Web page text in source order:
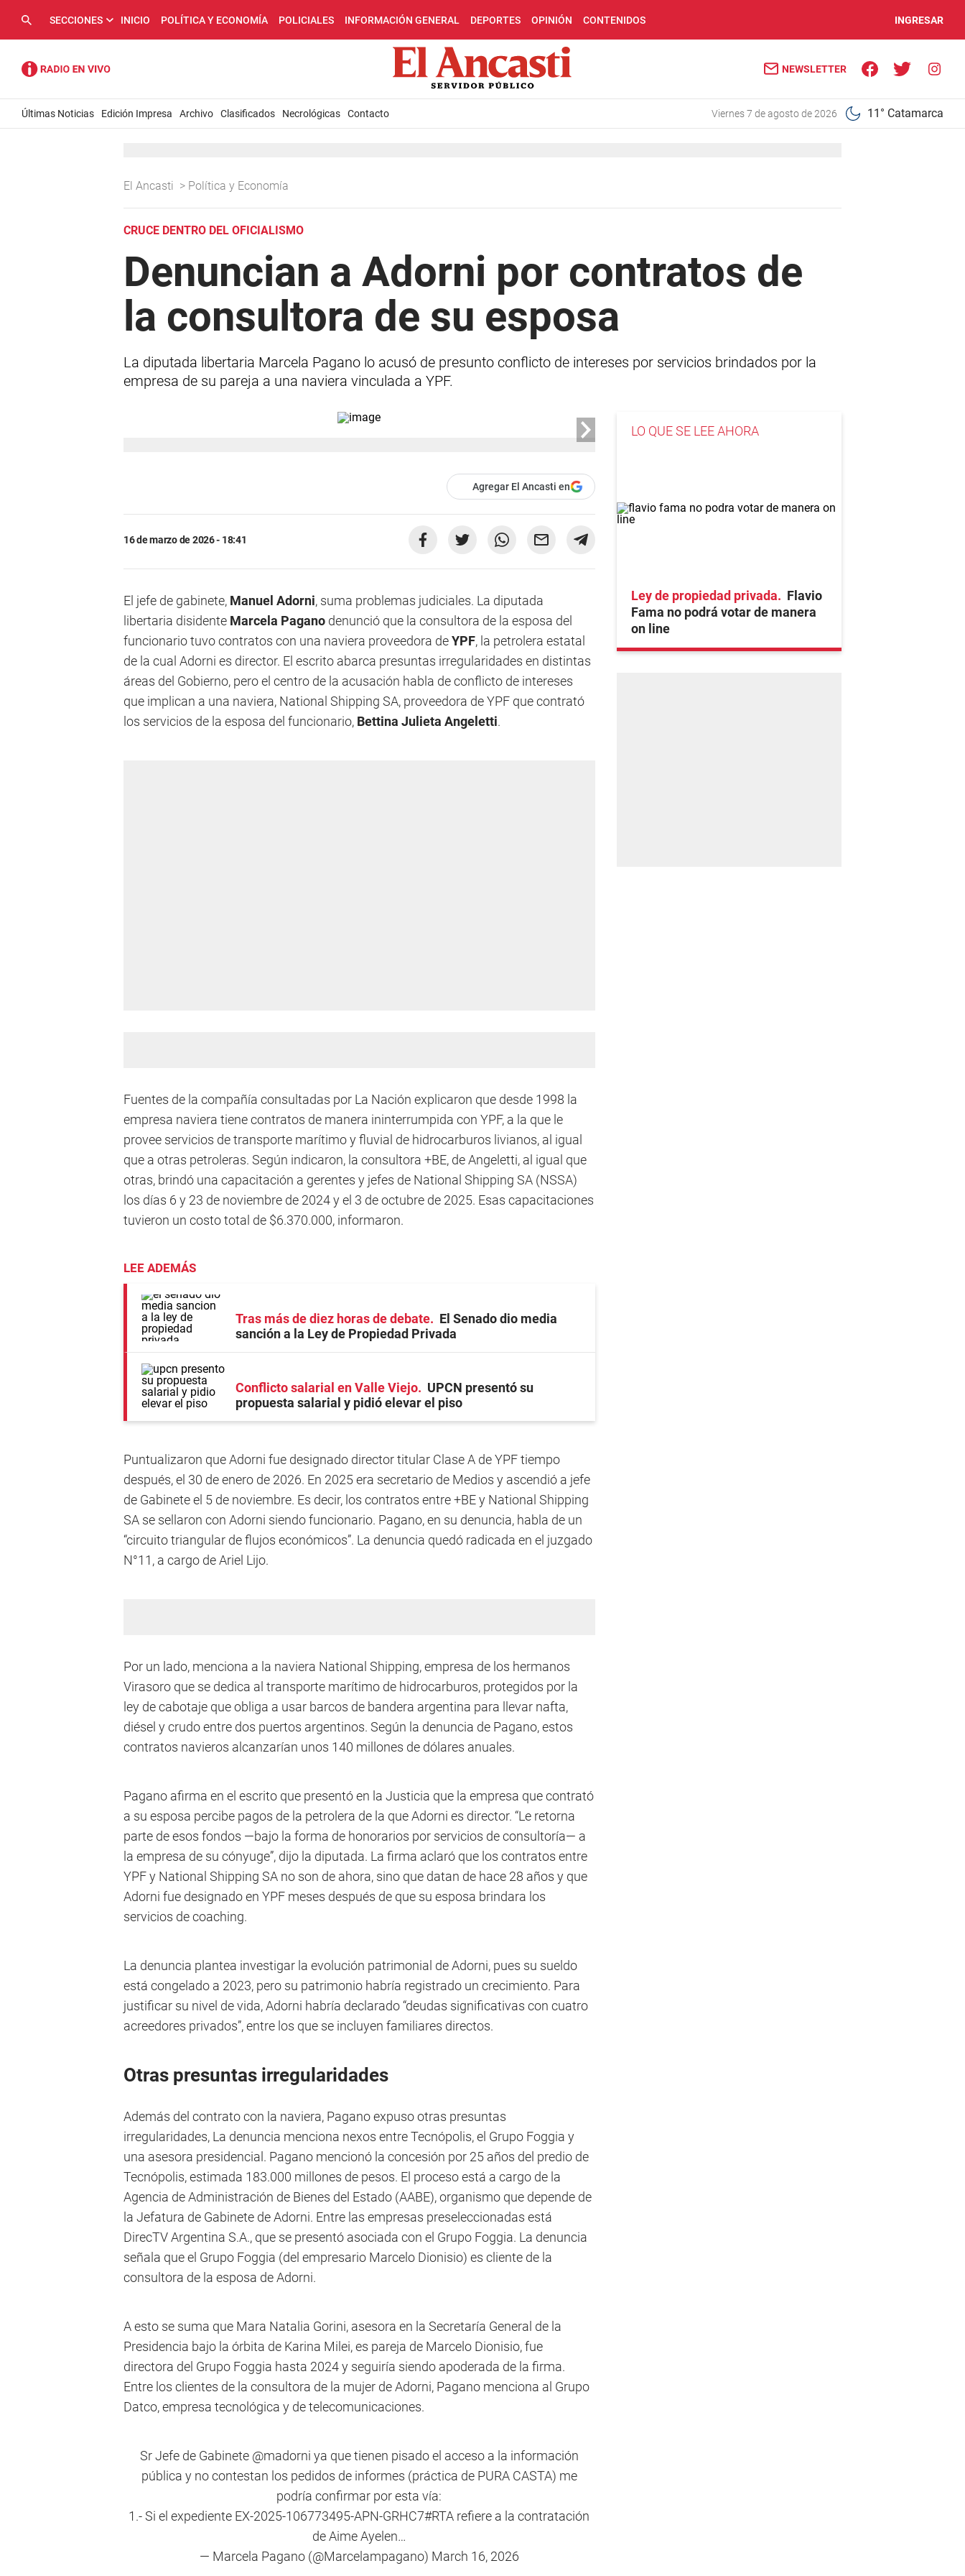
SECCIONES INICIO POLÍTICA Y ECONOMÍA POLICIALES INFORMACIÓN GENERAL DEPORTES OPINIÓN CONTENIDOS INGRESAR
NEWSLETTER
Últimas Noticias Edición Impresa Archivo Clasificados Necrológicas Contacto viernes 7 de agosto de 2026 11° Catamarca
El Ancasti > Política y Economía
CRUCE DENTRO DEL OFICIALISMO
Denuncian a Adorni por contratos de
la consultora de su esposa
La diputada libertaria Marcela Pagano lo acusó de presunto conflicto de intereses por servicios brindados por la
empresa de su pareja a una naviera vinculada a YPF.
Agregar El Ancasti en
16 de marzo de 2026 - 18:41
El jefe de gabinete, Manuel Adorni, suma problemas judiciales. La diputada
libertaria disidente Marcela Pagano denunció que la consultora de la esposa del
funcionario tuvo contratos con una naviera proveedora deYPF, la petrolera estatal
de la cual Adorni es director. El escrito abarca presuntas irregularidades en distintas
áreas del Gobierno, pero el centro de la acusación habla de conflicto de intereses
que implican a una naviera, National Shipping SA, proveedora de YPF que contrató
los servicios de la esposa del funcionario, Bettina Julieta Angeletti.
Fuentes de la compañía consultadas por La Nación explicaron que desde 1998 la
empresa naviera tiene contratos de manera ininterrumpida con YPF, a la que le
provee servicios de transporte marítimo y fluvial de hidrocarburos livianos, al igual
que a otras petroleras. Según indicaron, la consultora +BE, de Angeletti, al igual que
otras, brindó una capacitación a gerentes y jefes de National Shipping SA (NSSA)
los días 6 y 23 de noviembre de 2024 y el 3 de octubre de 2025. Esas capacitaciones
tuvieron un costo total de $6.370.000, informaron.
LEE ADEMÁS
Tras más de diez horas de debate
El Senado dio media
sanción a la Ley de Propiedad Privada
Conflicto salarial en Valle Viejo
UPCN presentó su
propuesta salarial y pidió elevar el piso
Puntualizaron que Adorni fue designado director titular Clase A de YPF tiempo
después, el 30 de enero de 2026. En 2025 era secretario de Medios y ascendió a jefe
de Gabinete el 5 de noviembre. Es decir, los contratos entre +BE y National Shipping
SA se sellaron con Adorni siendo funcionario. Pagano, en su denuncia, habla de un
“circuito triangular de flujos económicos”. La denuncia quedó radicada en el juzgado
N°11, a cargo de Ariel Lijo.
Por un lado, menciona a la naviera National Shipping, empresa de los hermanos
Virasoro que se dedica al transporte marítimo de hidrocarburos, protegidos por la
ley de cabotaje que obliga a usar barcos de bandera argentina para llevar nafta,
diésel y crudo entre dos puertos argentinos. Según la denuncia de Pagano, estos
contratos navieros alcanzarían unos 140 millones de dólares anuales.
Pagano afirma en el escrito que presentó en la Justicia que la empresa que contrató
a su esposa percibe pagos de la petrolera de la que Adorni es director. “Le retorna
parte de esos fondos —bajo la forma de honorarios por servicios de consultoría— a
la empresa de su cónyuge”, dijo la diputada. La firma aclaró que los contratos entre
YPF y National Shipping SA no son de ahora, sino que datan de hace 28 años y que
Adorni fue designado en YPF meses después de que su esposa brindara los
servicios de coaching.
La denuncia plantea investigar la evolución patrimonial de Adorni, pues su sueldo
está congelado a 2023, pero su patrimonio habría registrado un crecimiento. Para
justificar su nivel de vida, Adorni habría declarado “deudas significativas con cuatro
acreedores privados”, entre los que se incluyen familiares directos.
Otras presuntas irregularidades
Además del contrato con la naviera, Pagano expuso otras presuntas
irregularidades, La denuncia menciona nexos entre Tecnópolis, el Grupo Foggia y
una asesora presidencial. Pagano mencionó la concesión por 25 años del predio de
Tecnópolis, estimada 183.000 millones de pesos. El proceso está a cargo de la
Agencia de Administración de Bienes del Estado (AABE), organismo que depende de
la Jefatura de Gabinete de Adorni. Entre las empresas preseleccionadas está
DirecTV Argentina S.A., que se presentó asociada con el Grupo Foggia. La denuncia
señala que el Grupo Foggia (del empresario Marcelo Dionisio) es cliente de la
consultora de la esposa de Adorni.
A esto se suma que Mara Natalia Gorini, asesora en la Secretaría General de la
Presidencia bajo la órbita de Karina Milei, es pareja de Marcelo Dionisio, fue
directora del Grupo Foggia hasta 2024 y seguiría siendo apoderada de la firma.
Entre los clientes de la consultora de la mujer de Adorni, Pagano menciona al Grupo
Datco, empresa tecnológica y de telecomunicaciones.
Sr Jefe de Gabinete @madorni ya que tienen pisado el acceso a la información
pública y no contestan los pedidos de informes (práctica de PURA CASTA) me
podría confirmar por esta vía:
1.- Si el expediente EX-2025-106773495-APN-GRHC7#RTA refiere a la contratación
de Aime Ayelen…
— Marcela Pagano (@Marcelampagano) March 16, 2026
LO QUE SE LEE AHORA
Ley de propiedad privada
Flavio
Fama no podrá votar de manera
on line